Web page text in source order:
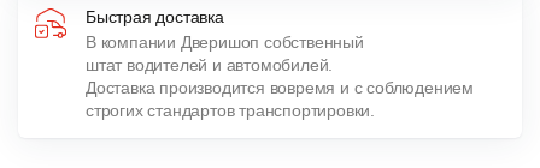
Быстрая доставка
В компании Дверишоп собственный
штат водителей и автомобилей.
Доставка производится вовремя и с соблюдением
строгих стандартов транспортировки.